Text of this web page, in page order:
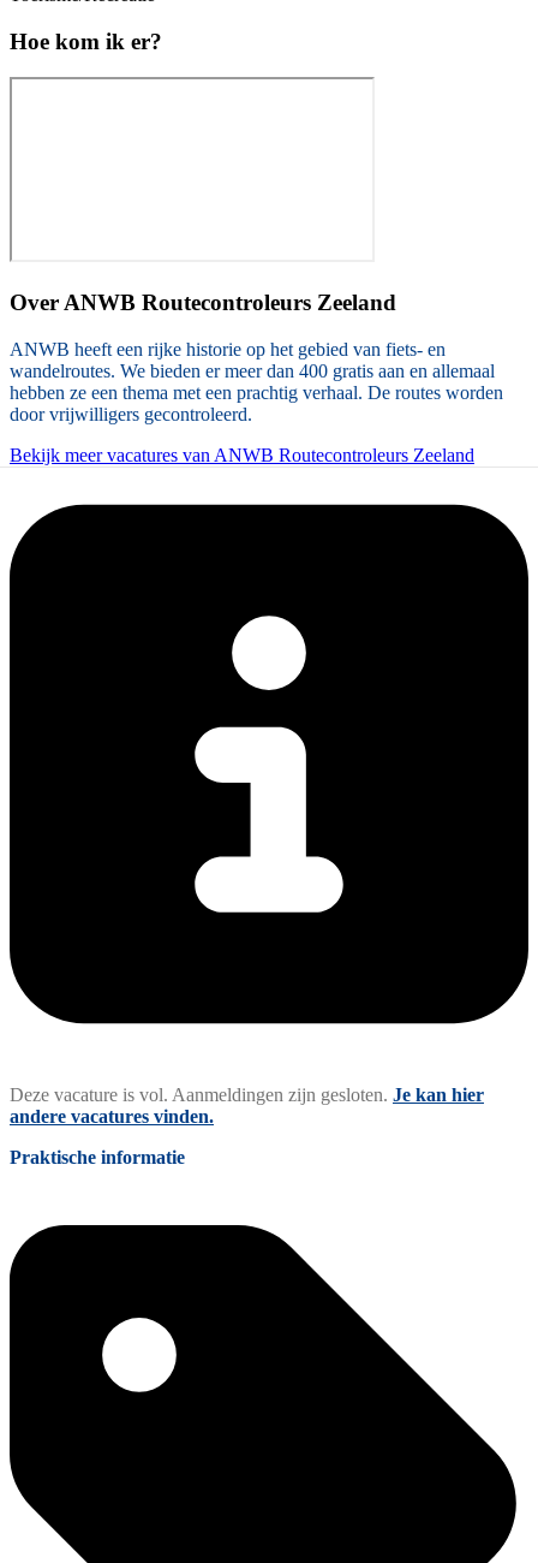
Hoe kom ik er?
Over ANWB Routecontroleurs Zeeland
ANWB heeft een rijke historie op het gebied van fiets- en
wandelroutes. We bieden er meer dan 400 gratis aan en allemaal
hebben ze een thema met een prachtig verhaal. De routes worden
door vrijwilligers gecontroleerd.
Bekijk meer vacatures van ANWB Routecontroleurs Zeeland
Deze vacature is vol. Aanmeldingen zijn gesloten. Je kan hier
andere vacatures vinden.
Praktische informatie